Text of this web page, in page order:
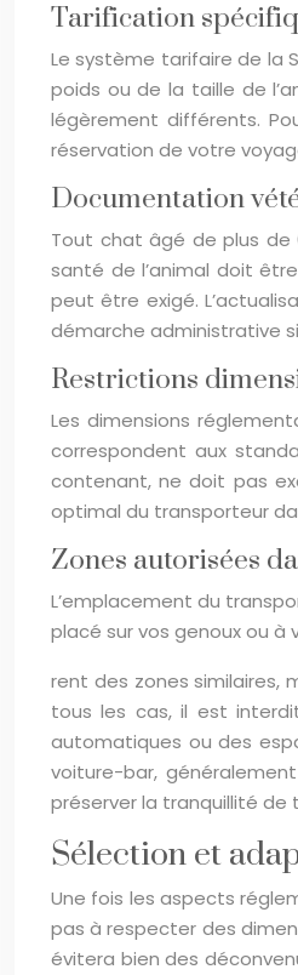
Tarification
Le système tarifaire de la
poids ou de la taille de
légèrement différents.
réservation de votre
Documentation
Tout chat âgé de plus
santé de l’animal doit
peut être exigé.
démarche administrative
Restrictions
Les dimensions
correspondent aux
contenant, ne doit pas
optimal du transporteur
Zones autorisées
L’emplacement du
placé sur vos genoux ou à
rent des zones similaires,
tous les cas, il est
automatiques ou des
voiture-bar,
préserver la tranquillité de
Sélection et
Une fois les aspects
pas à respecter des
évitera bien des